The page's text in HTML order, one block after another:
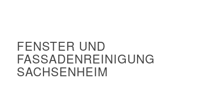
FENSTER UND
FASSADENREINIGUNG
SACHSENHEIM